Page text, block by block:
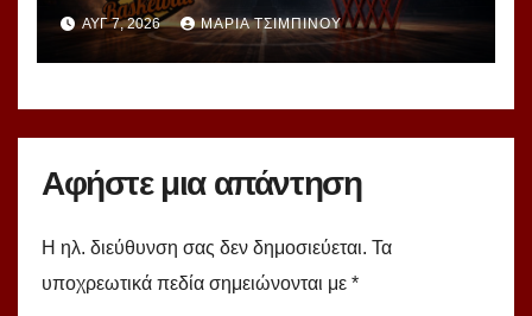
νέα σεζόν – Αυτές είναι οι 12
ομάδες!
ΑΥΓ 7, 2026 ΜΑΡΊΑ ΤΣΙΜΠΙΝΟΎ
Αφήστε μια απάντηση
Η ηλ. διεύθυνση σας δεν δημοσιεύεται. Τα
υποχρεωτικά πεδία σημειώνονται με *